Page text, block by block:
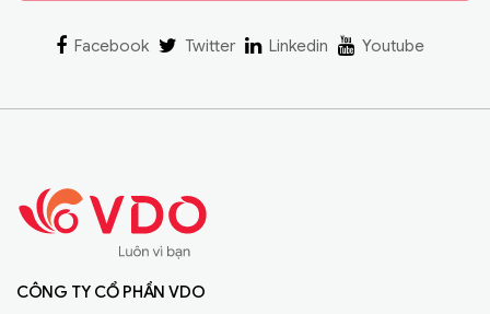
Facebook Twitter Linkedin Youtube
CÔNG TY CỔ PHẦN VDO